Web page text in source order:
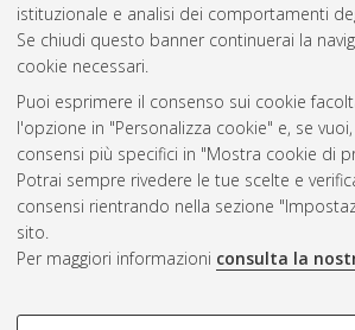
istituzionale e analisi dei comportamenti
Se chiudi questo banner continuerai la
cookie necessari.
Puoi esprimere il consenso sui cookie
l'opzione in "Personalizza cookie" e, se
consensi più specifici in "Mostra cookie di
Potrai sempre rivedere le tue scelte e
consensi rientrando nella sezione
sito.
Per maggiori informazioni consulta la
COOKIE DI PROFILAZIONE -
Atom
Rss 1.0
Rss 2.0
ISSN: 2038-7946
Impostazioni Cookie